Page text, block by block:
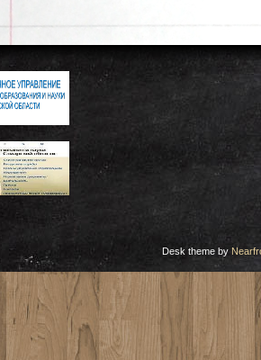
Desk theme by